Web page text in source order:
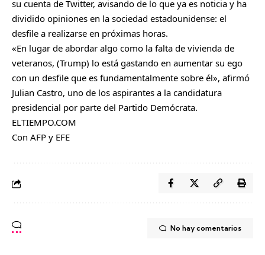
su cuenta de Twitter, avisando de lo que ya es noticia y ha
dividido opiniones en la sociedad estadounidense: el
desfile a realizarse en próximas horas.
«En lugar de abordar algo como la falta de vivienda de
veteranos, (Trump) lo está gastando en aumentar su ego
con un desfile que es fundamentalmente sobre él», afirmó
Julian Castro, uno de los aspirantes a la candidatura
presidencial por parte del Partido Demócrata.
ELTIEMPO.COM
Con AFP y EFE
No hay comentarios